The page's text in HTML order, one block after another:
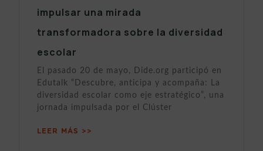
impulsar una mirada
transformadora sobre la diversidad
escolar
El pasado 20 de mayo, Dide.org participó en
Edutalk “Descubre, anticipa y acompaña: La
diversidad escolar como eje estratégico”, una
jornada impulsada por el Clúster
LEER MÁS >>